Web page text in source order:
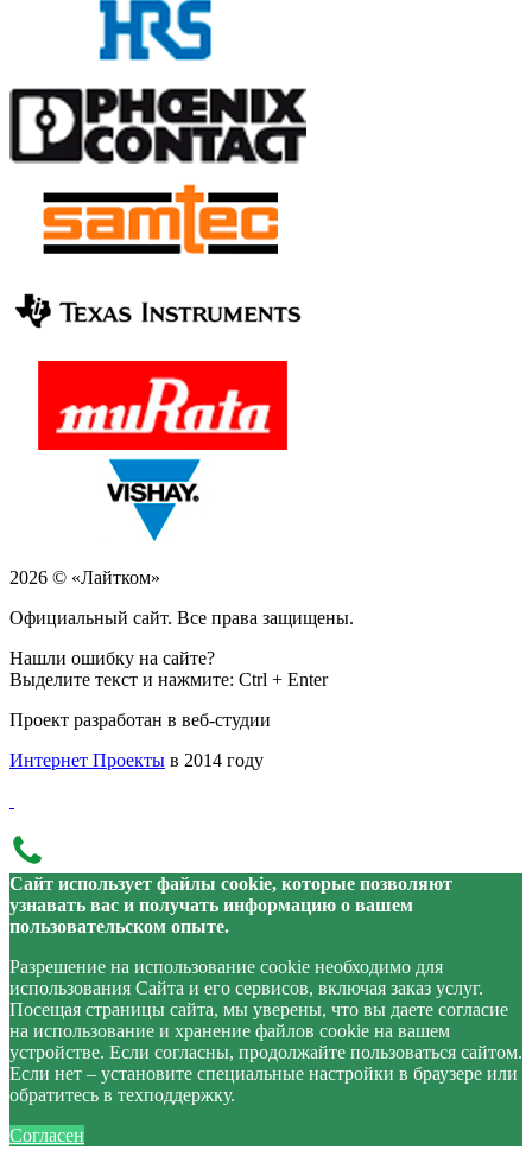
2026 © «Лайтком»
Официальный сайт. Все права защищены.
Нашли ошибку на сайте?
Выделите текст и нажмите: Ctrl + Enter
Проект разработан в веб-студии
Интернет Проекты в 2014 году
Сайт использует файлы cookie, которые позволяют
узнавать вас и получать информацию о вашем
пользовательском опыте.
Разрешение на использование cookie необходимо для
использования Сайта и его сервисов, включая заказ услуг.
Посещая страницы сайта, мы уверены, что вы даете согласие
на использование и хранение файлов cookie на вашем
устройстве. Если согласны, продолжайте пользоваться сайтом.
Если нет – установите специальные настройки в браузере или
обратитесь в техподдержку.
Согласен